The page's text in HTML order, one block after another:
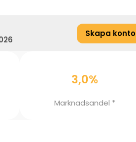
Skapa konto
3,0%
Marknadsandel *